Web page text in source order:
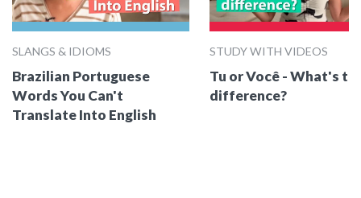
SLANGS & IDIOMS
Brazilian Portuguese
Words You Can't
Translate Into English
STUDY WITH VIDEOS
Tu or Você - What's
difference?